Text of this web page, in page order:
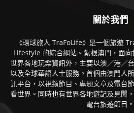
關於我們
《環球旅人 TraFoLife》是一個旅遊
Lifestyle 的綜合網站。紮根澳門，面
世界各地玩樂資訊外，主要以澳／港／
以及全球華語人士服務。首個由澳門人
訊平台，以視頻節目、專題文章及電台
看世界。同時也有世界各地遊記及見聞
電台旅遊節目。